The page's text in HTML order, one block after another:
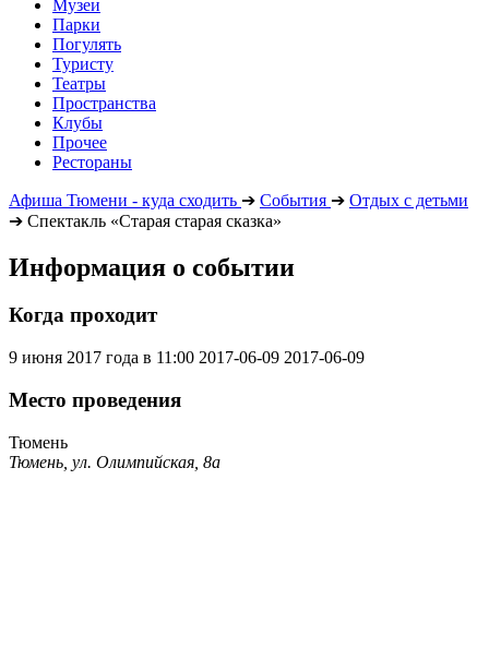
Музеи
Парки
Погулять
Туристу
Театры
Пространства
Клубы
Прочее
Рестораны
Афиша Тюмени - куда сходить ➔ События ➔ Отдых с детьми
➔ Спектакль «Старая старая сказка»
Информация о событии
Когда проходит
9 июня 2017 года в 11:00 2017-06-09 2017-06-09
Место проведения
Тюмень
Тюмень, ул. Олимпийская, 8а